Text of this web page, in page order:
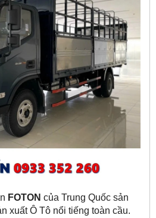
FOTON của Trung Quốc sản
xuất Ô Tô nổi tiếng toàn cầu.